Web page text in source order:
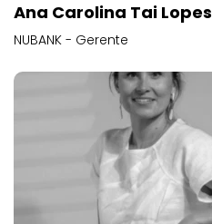
Ana Carolina Tai Lopes
NUBANK - Gerente